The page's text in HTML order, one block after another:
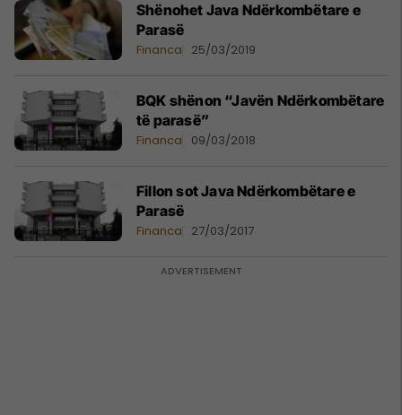
Shënohet Java Ndërkombëtare e
Parasë
Financa 25/03/2019
BQK shënon “Javën Ndërkombëtare
të parasë”
Financa 09/03/2018
Fillon sot Java Ndërkombëtare e
Parasë
Financa 27/03/2017